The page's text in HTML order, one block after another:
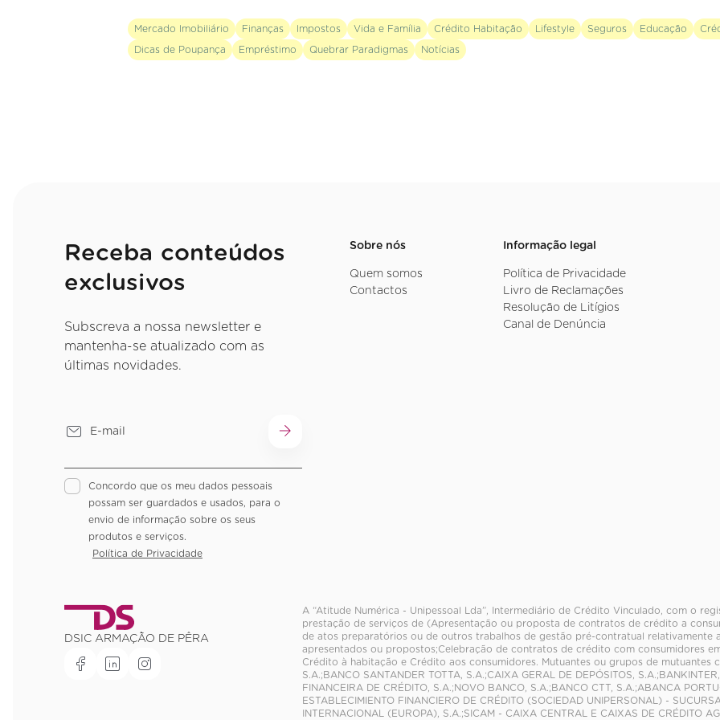
Mercado Imobiliário Finanças Impostos Vida e Família Crédito Habitação Lifestyle Seguros Educação
Dicas de Poupança Empréstimo Quebrar Paradigmas Notícias
Receba conteúdos
exclusivos
Subscreva a nossa newsletter e
mantenha-se atualizado com as
últimas novidades.
Concordo que os meu dados pessoais
possam ser guardados e usados, para o
envio de informação sobre os seus
produtos e serviços.
Política de Privacidade
Sobre nós
Quem somos
Contactos
Informação legal
Política de Privacidade
Livro de Reclamações
Resolução de Litígios
Canal de Denúncia
DSIC ARMAÇÃO DE PÊRA
A “Atitude Numérica - Unipessoal Lda”, Intermediário de Crédito Vinculado, com o
prestação de serviços de (Apresentação ou proposta de contratos de crédito a
de atos preparatórios ou de outros trabalhos de gestão pré-contratual relativamente
apresentados ou propostos;Celebração de contratos de crédito com consumidores
Crédito à habitação e Crédito aos consumidores. Mutuantes ou grupos de mutuantes
S.A.;BANCO SANTANDER TOTTA, S.A.;CAIXA GERAL DE DEPÓSITOS,
FINANCEIRA DE CRÉDITO, S.A.;NOVO BANCO, S.A.;BANCO CTT, S.A.;ABANCA
ESTABLECIMIENTO FINANCIERO DE CRÉDITO (SOCIEDAD UNIPERSONAL) -
INTERNACIONAL (EUROPA), S.A.;SICAM - CAIXA CENTRAL E CAIXAS DE CRÉDITO